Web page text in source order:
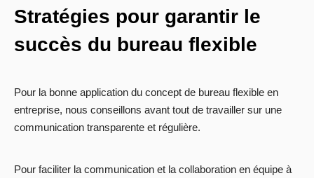
Stratégies pour garantir le
succès du bureau flexible
Pour la bonne application du concept de bureau flexible en
entreprise, nous conseillons avant tout de travailler sur une
communication transparente et régulière.
Pour faciliter la communication et la collaboration en équipe à